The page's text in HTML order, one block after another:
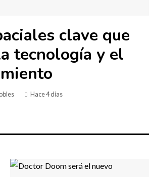
clave que
tecnología y el
Hace 4 días